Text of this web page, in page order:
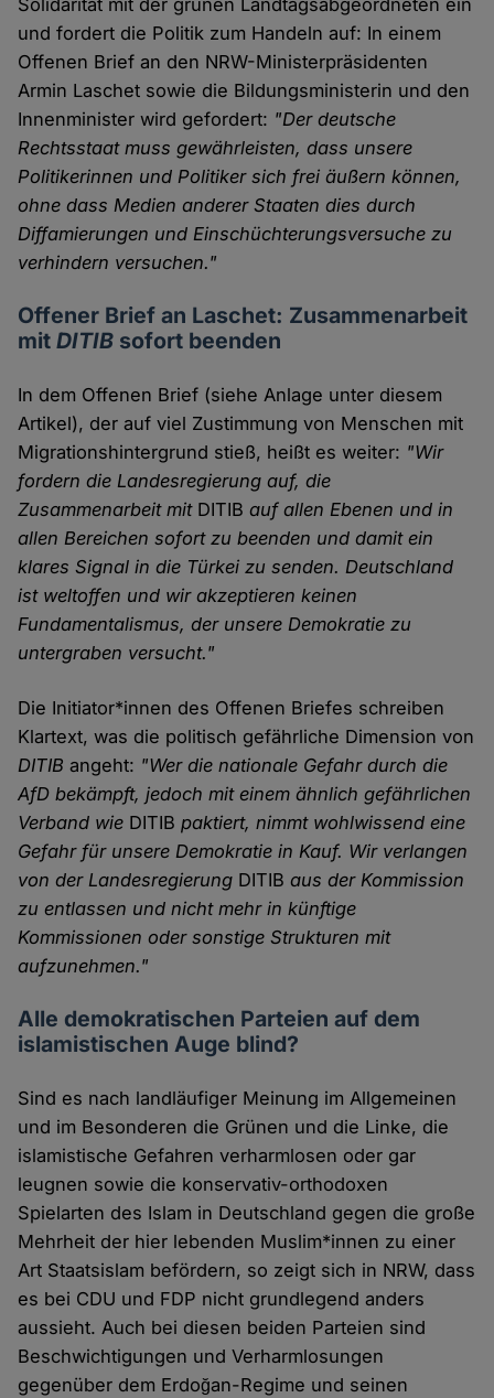
Solidarität mit der grünen Landtagsabgeordneten ein
und fordert die Politik zum Handeln auf: In einem
Offenen Brief an den NRW-Ministerpräsidenten
Armin Laschet sowie die Bildungsministerin und den
Innenminister wird gefordert: "Der deutsche
Rechtsstaat muss gewährleisten, dass unsere
Politikerinnen und Politiker sich frei äußern können,
ohne dass Medien anderer Staaten dies durch
Diffamierungen und Einschüchterungsversuche zu
verhindern versuchen."
Offener Brief an Laschet: Zusammenarbeit
mitDITIB sofort beenden
In dem Offenen Brief (siehe Anlage unter diesem
Artikel), der auf viel Zustimmung von Menschen mit
Migrationshintergrund stieß, heißt es weiter: "Wir
fordern die Landesregierung auf, die
Zusammenarbeit mit DITIB auf allen Ebenen und in
allen Bereichen sofort zu beenden und damit ein
klares Signal in die Türkei zu senden. Deutschland
ist weltoffen und wir akzeptieren keinen
Fundamentalismus, der unsere Demokratie zu
untergraben versucht."
Die Initiator*innen des Offenen Briefes schreiben
Klartext, was die politisch gefährliche Dimension von
DITIB angeht: "Wer die nationale Gefahr durch die
AfD bekämpft, jedoch mit einem ähnlich gefährlichen
Verband wie DITIBpaktiert, nimmt wohlwissend eine
Gefahr für unsere Demokratie in Kauf. Wir verlangen
von der Landesregierung DITIB aus der Kommission
zu entlassen und nicht mehr in künftige
Kommissionen oder sonstige Strukturen mit
aufzunehmen."
Alle demokratischen Parteien auf dem
islamistischen Auge blind?
Sind es nach landläufiger Meinung im Allgemeinen
und im Besonderen die Grünen und die Linke, die
islamistische Gefahren verharmlosen oder gar
leugnen sowie die konservativ-orthodoxen
Spielarten des Islam in Deutschland gegen die große
Mehrheit der hier lebenden Muslim*innen zu einer
Art Staatsislam befördern, so zeigt sich in NRW, dass
es bei CDU und FDP nicht grundlegend anders
aussieht. Auch bei diesen beiden Parteien sind
Beschwichtigungen und Verharmlosungen
gegenüber dem Erdoğan-Regime und seinen